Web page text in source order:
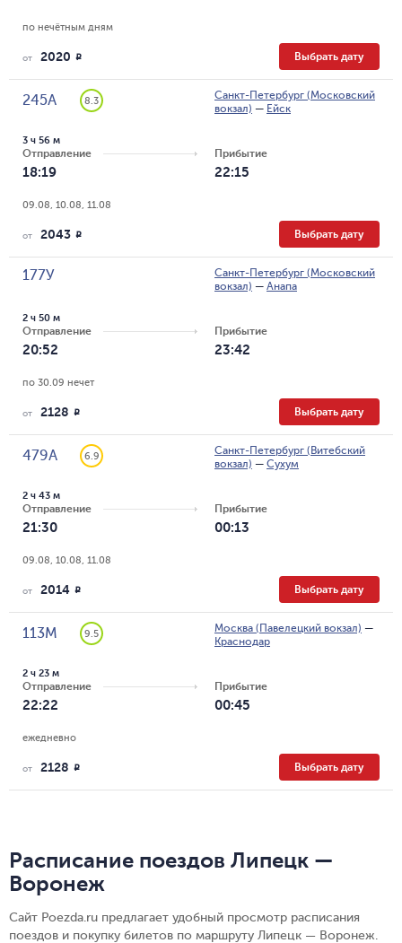
по нечётным дням
от 2020 R Выбрать дату
245А 8.3
Санкт-Петербург (Московский
вокзал) — Ейск
Отправление
18:19
3 ч 56 м
Прибытие
22:15
09.08, 10.08, 11.08
от 2043 R Выбрать дату
177У
Санкт-Петербург (Московский
вокзал) — Анапа
Отправление
20:52
2 ч 50 м
Прибытие
23:42
по 30.09 нечет
от 2128 R Выбрать дату
479А 6.9
Санкт-Петербург (Витебский
вокзал) — Сухум
Отправление
21:30
2 ч 43 м
Прибытие
00:13
09.08, 10.08, 11.08
от 2014 R Выбрать дату
113М 9.5 Москва (Павелецкий вокзал) —
Краснодар
Отправление
22:22
2 ч 23 м
Прибытие
00:45
ежедневно
от 2128 R Выбрать дату
Расписание поездов Липецк —
Воронеж
Сайт Poezda.ru предлагает удобный просмотр расписания
поездов и покупку билетов по маршруту Липецк — Воронеж.